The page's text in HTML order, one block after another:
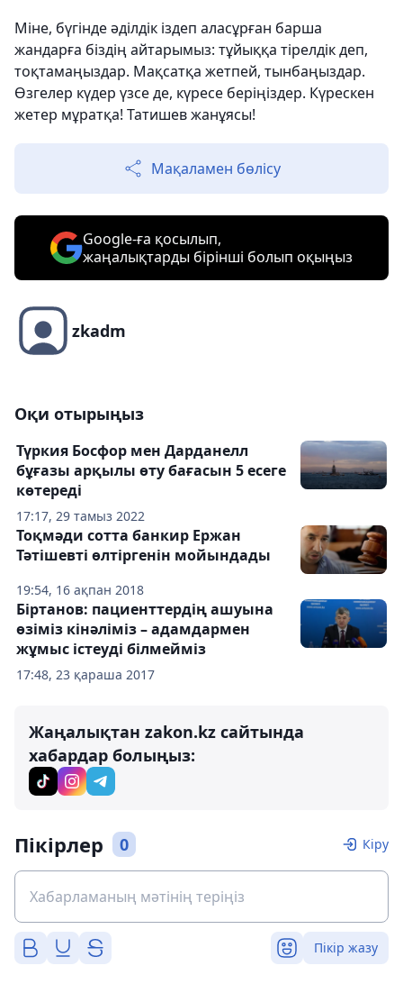
Міне, бүгінде әділдік іздеп аласұрған барша
жандарға біздің айтарымыз: тұйыққа тірелдік деп,
тоқтамаңыздар. Мақсатқа жетпей, тынбаңыздар.
Өзгелер күдер үзсе де, күресе беріңіздер. Күрескен
жетер мұратқа! Татишев жанұясы!
Мақаламен бөлісу
Google-ға қосылып,
жаңалықтарды бірінші болып оқыңыз
zkadm
Оқи отырыңыз
17:17, 29 тамыз 2022
Түркия Босфор мен Дарданелл
бұғазы арқылы өту бағасын 5 есеге
көтереді
19:54, 16 ақпан 2018
Тоқмәди сотта банкир Ержан
Тәтiшевтi өлтiргенiн мойындады
17:48, 23 қараша 2017
Біртанов: пациенттердің ашуына
өзіміз кінәліміз – адамдармен
жұмыс істеуді білмейміз
Жаңалықтан zakon.kz сайтында
хабардар болыңыз:
Пікірлер 0 Кіру
Пікір жазу